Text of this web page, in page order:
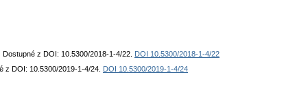
z DOI: 10.5300/2018-1-4/22.
DOI 10.5300/2018-1-4/22
z DOI: 10.5300/2019-1-4/24.
DOI 10.5300/2019-1-4/24